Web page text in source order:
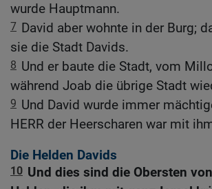
wurde Hauptmann.
7 David aber wohnte in der Burg;
sie die Stadt Davids.
8 Und er baute die Stadt, vom
während Joab die übrige Stadt
9 Und David wurde immer
HERR der Heerscharen war mit
Die Helden Davids
10 Und dies sind die Obersten